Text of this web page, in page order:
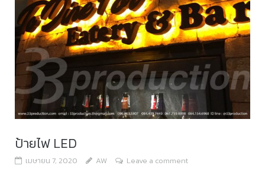
ป้ายไฟ LED
เมษายน 7, 2020 AW Leave a comment